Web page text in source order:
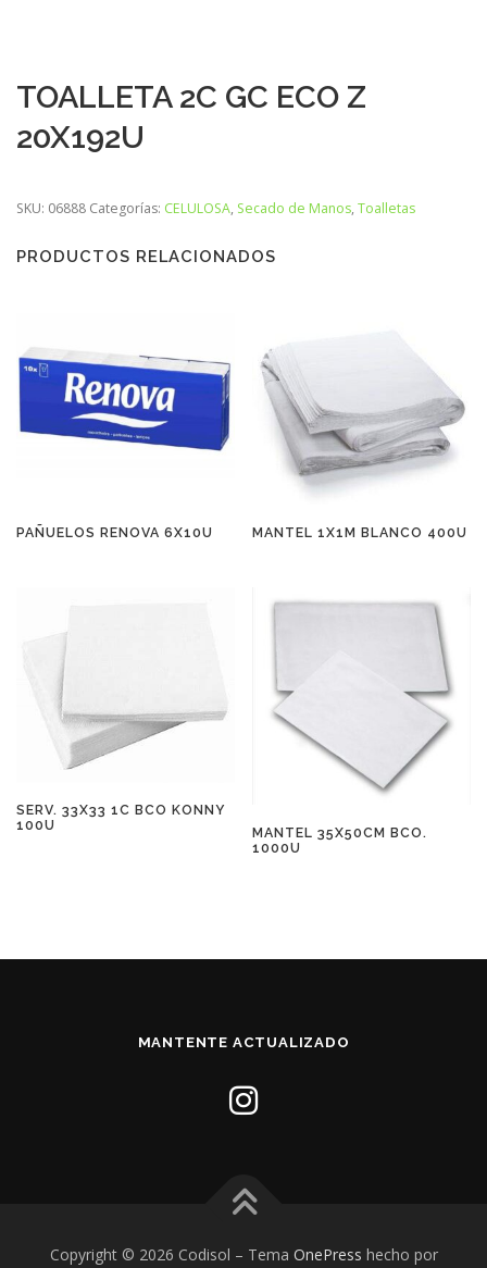
TOALLETA 2C GC ECO Z
20X192U
SKU: 06888 Categorías: CELULOSA, Secado de Manos, Toalletas
PRODUCTOS RELACIONADOS
PAÑUELOS RENOVA 6X10U MANTEL 1X1M BLANCO 400U
SERV. 33X33 1C BCO KONNY
100U
MANTEL 35X50CM BCO.
1000U
MANTENTE ACTUALIZADO
Copyright © 2026 Codisol – Tema OnePress hecho por